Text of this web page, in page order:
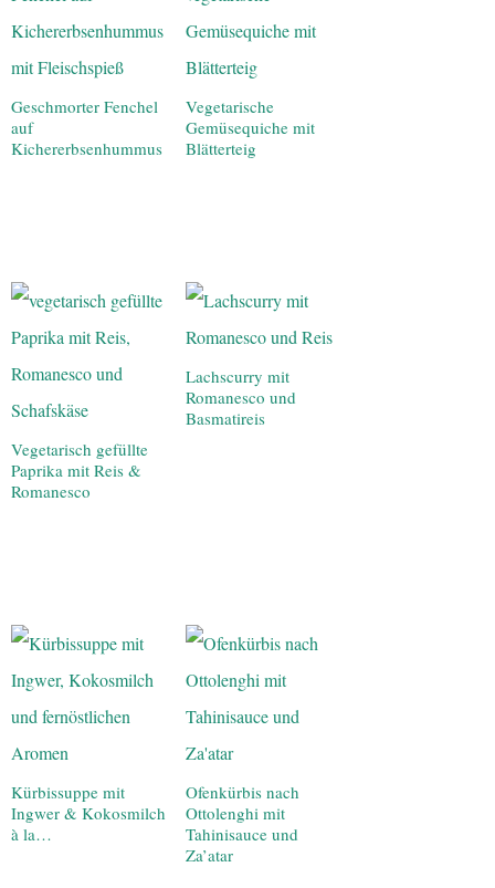
Geschmorter Fenchel
auf
Kichererbsenhummus
Vegetarische
Gemüsequiche mit
Blätterteig
Vegetarisch gefüllte
Paprika mit Reis &
Romanesco
Lachscurry mit
Romanesco und
Basmatireis
Kürbissuppe mit
Ingwer & Kokosmilch
à la…
Ofenkürbis nach
Ottolenghi mit
Tahinisauce und
Za’atar